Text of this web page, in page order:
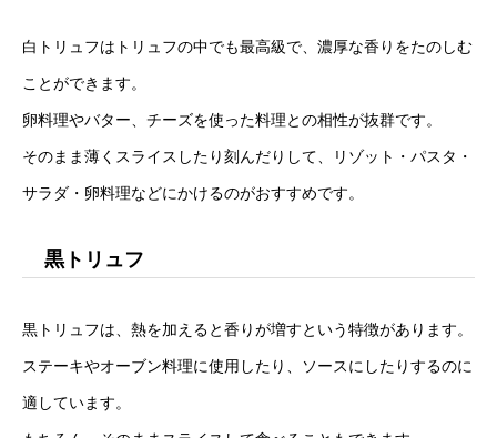
白トリュフはトリュフの中でも最高級で、濃厚な香りをたのしむ
ことができます。
卵料理やバター、チーズを使った料理との相性が抜群です。
そのまま薄くスライスしたり刻んだりして、リゾット・パスタ・
サラダ・卵料理などにかけるのがおすすめです。
黒トリュフ
黒トリュフは、熱を加えると香りが増すという特徴があります。
ステーキやオーブン料理に使用したり、ソースにしたりするのに
適しています。